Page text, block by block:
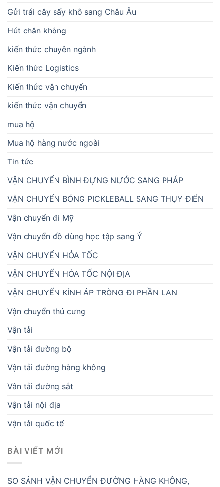
Gửi trái cây sấy khô sang Châu Âu
Hút chân không
kiến thức chuyên ngành
Kiến thức Logistics
Kiến thức vận chuyển
kiến thức vận chuyển
mua hộ
Mua hộ hàng nước ngoài
Tin tức
VẬN CHUYỂN BÌNH ĐỰNG NƯỚC SANG PHÁP
VẬN CHUYỂN BÓNG PICKLEBALL SANG THỤY ĐIỂN
Vận chuyển đi Mỹ
Vận chuyển đồ dùng học tập sang Ý
VẬN CHUYỂN HỎA TỐC
VẬN CHUYỂN HỎA TỐC NỘI ĐỊA
VẬN CHUYỂN KÍNH ÁP TRÒNG ĐI PHẦN LAN
Vận chuyển thú cưng
Vận tải
Vận tải đường bộ
Vận tải đường hàng không
Vận tải đường sắt
Vận tải nội địa
Vận tải quốc tế
BÀI VIẾT MỚI
SO SÁNH VẬN CHUYỂN ĐƯỜNG HÀNG KHÔNG,